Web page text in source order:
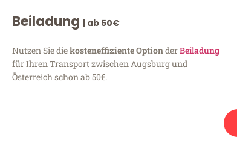
Beiladung | ab 50€
Nutzen Sie diekosteneffiziente OptionderBeiladung
für Ihren Transport zwischen Augsburg und
Österreich schon ab 50€.